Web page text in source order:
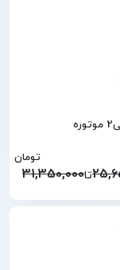
تا31,350,000
تومان